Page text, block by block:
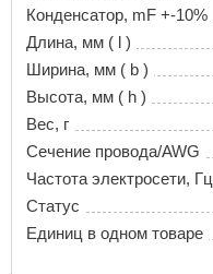
Конденсатор, mF +-10%
Длина, мм ( l )
Ширина, мм ( b )
Высота, мм ( h )
Вес, г
Сечение провода/AWG
Частота электросети, Гц
Статус
Единиц в одном товаре